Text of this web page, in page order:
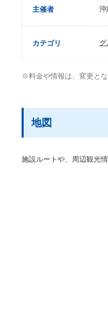
主催者 沖
カテゴリ グ
※料金や情報は、変更と
地図
施設ルートや、周辺観光